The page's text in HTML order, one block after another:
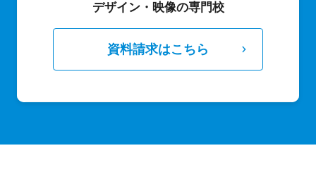
デザイン・映像の専門校
資料請求はこちら